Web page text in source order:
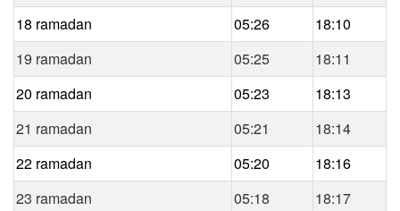
18 ramadan
05:26
18:10
19 ramadan
05:25
18:11
20 ramadan
05:23
18:13
21 ramadan
05:21
18:14
22 ramadan
05:20
18:16
23 ramadan
05:18
18:17